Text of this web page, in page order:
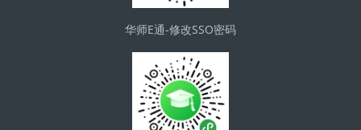
华师E通-修改SSO密码